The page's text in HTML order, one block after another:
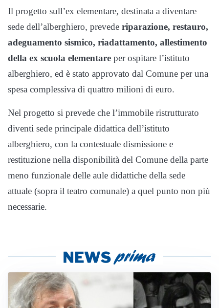
Il progetto sull’ex elementare, destinata a diventare
sede dell’alberghiero, prevede riparazione, restauro,
adeguamento sismico, riadattamento, allestimento
della ex scuola elementare per ospitare l’istituto
alberghiero, ed è stato approvato dal Comune per una
spesa complessiva di quattro milioni di euro.
Nel progetto si prevede che l’immobile ristrutturato
diventi sede principale didattica dell’istituto
alberghiero, con la contestuale dismissione e
restituzione nella disponibilità del Comune della parte
meno funzionale delle aule didattiche della sede
attuale (sopra il teatro comunale) a quel punto non più
necessarie.